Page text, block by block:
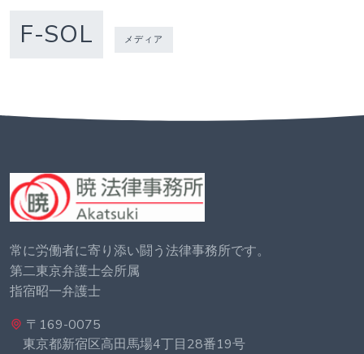
F-SOL メディア
常に労働者に寄り添い闘う法律事務所です。
第二東京弁護士会所属
指宿昭一弁護士
〒169-0075
東京都新宿区高田馬場4丁目28番19号